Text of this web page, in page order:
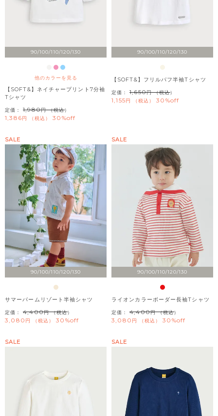
90/100/110/120/130
他のカラーを見る
【SOFT&】ネイチャープリント7分袖
Tシャツ
定価： 1,980 （税込）
1,386 税込 30%off
90/100/110/120/130
【SOFT&】フリルパフ半袖Tシャツ
定価： 1,650 （税込）
1,155 税込 30%off
90/100/110/120/130
SALE
サマーパームリゾート半袖シャツ
定価： 4,400 （税込）
3,080 税込 30%off
90/100/110/120/130
SALE
ライオンカラーボーダー長袖Tシャツ
定価： 4,400 （税込）
3,080 税込 30%off
SALE SALE